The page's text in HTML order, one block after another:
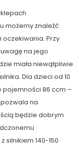
możemy znaleźć
Przy
na jego
miała niewątpliwie
Dla dzieci od 10
pojemności 86 ccm –
na
będzie dobrym
silnikiem 140-150